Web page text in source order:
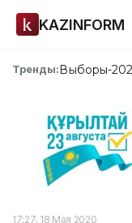
KAZINFORM
Тренды:Выборы-
17:27, 18 Мая 2020